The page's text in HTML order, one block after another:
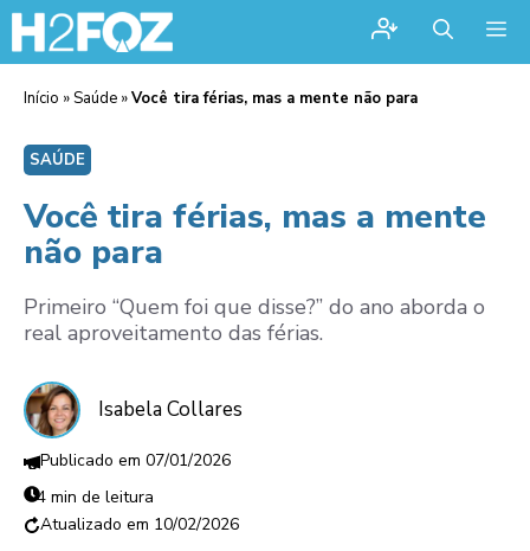
Início »Saúde »Você tira férias, mas a mente não para
SAÚDE
Você tira férias, mas a mente
não para
Primeiro “Quem foi que disse?” do ano aborda o
real aproveitamento das férias.
Isabela Collares
07/01/2026
4 min de leitura
10/02/2026